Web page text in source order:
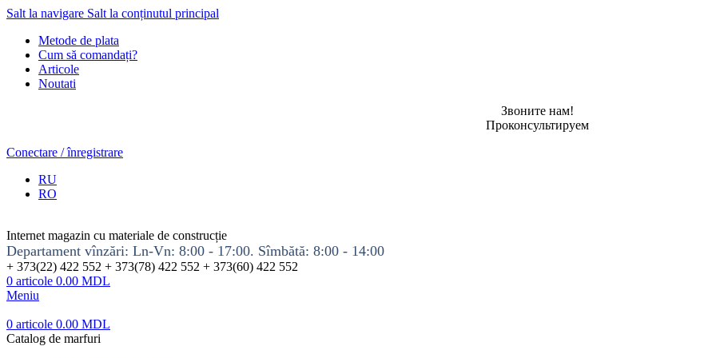
Salt la navigare Salt la conținutul principal
Metode de plata
Cum să comandați?
Articole
Noutati
Звоните нам!
Проконсультируем
Conectare / înregistrare
RU
RO
Internet magazin cu materiale de construcție
Departament vînzări: Ln-Vn: 8:00 - 17:00. Sîmbătă: 8:00 - 14:00
+ 373(22) 422 552 + 373(78) 422 552 + 373(60) 422 552
0 articole 0.00 MDL
Meniu
0 articole 0.00 MDL
Catalog de marfuri